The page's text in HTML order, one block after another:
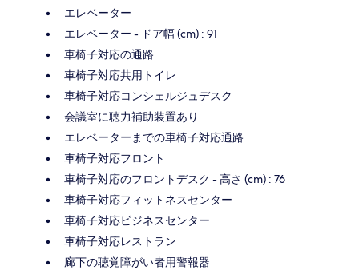
エレベーター
エレベーター - ドア幅 (cm) : 91
車椅子対応の通路
車椅子対応共用トイレ
車椅子対応コンシェルジュデスク
会議室に聴力補助装置あり
エレベーターまでの車椅子対応通路
車椅子対応フロント
車椅子対応のフロントデスク - 高さ (cm) : 76
車椅子対応フィットネスセンター
車椅子対応ビジネスセンター
車椅子対応レストラン
廊下の聴覚障がい者用警報器